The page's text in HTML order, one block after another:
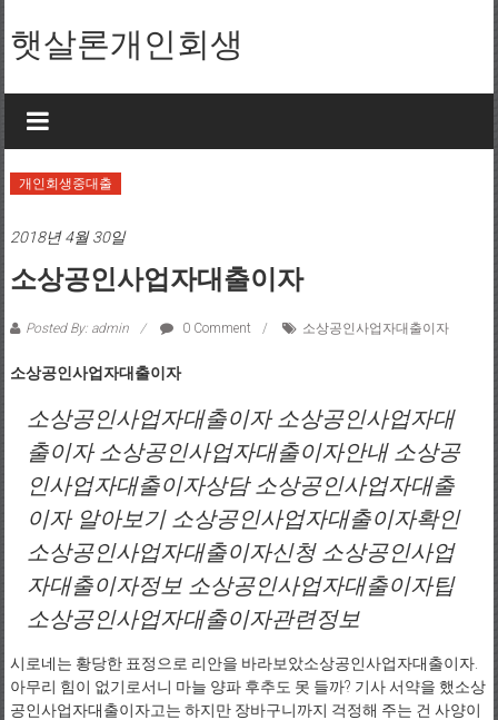
햇살론개인회생
개인회생중대출
2018년 4월 30일
소상공인사업자대출이자
Posted By: admin 0 Comment 소상공인사업자대출이자
소상공인사업자대출이자
소상공인사업자대출이자 소상공인사업자대
출이자 소상공인사업자대출이자안내 소상공
인사업자대출이자상담 소상공인사업자대출
이자 알아보기 소상공인사업자대출이자확인
소상공인사업자대출이자신청 소상공인사업
자대출이자정보 소상공인사업자대출이자팁
소상공인사업자대출이자관련정보
시로네는 황당한 표정으로 리안을 바라보았소상공인사업자대출이자.
아무리 힘이 없기로서니 마늘 양파 후추도 못 들까? 기사 서약을 했소상
공인사업자대출이자고는 하지만 장바구니까지 걱정해 주는 건 사양이